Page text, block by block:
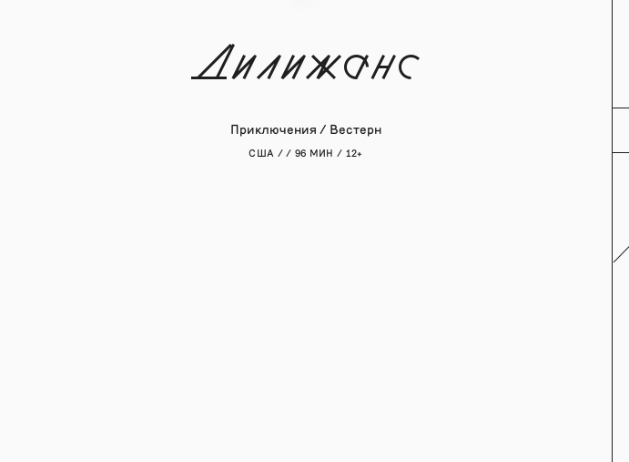
Дилижанс
Приключения / Вестерн
США / / 96 МИН / 12+